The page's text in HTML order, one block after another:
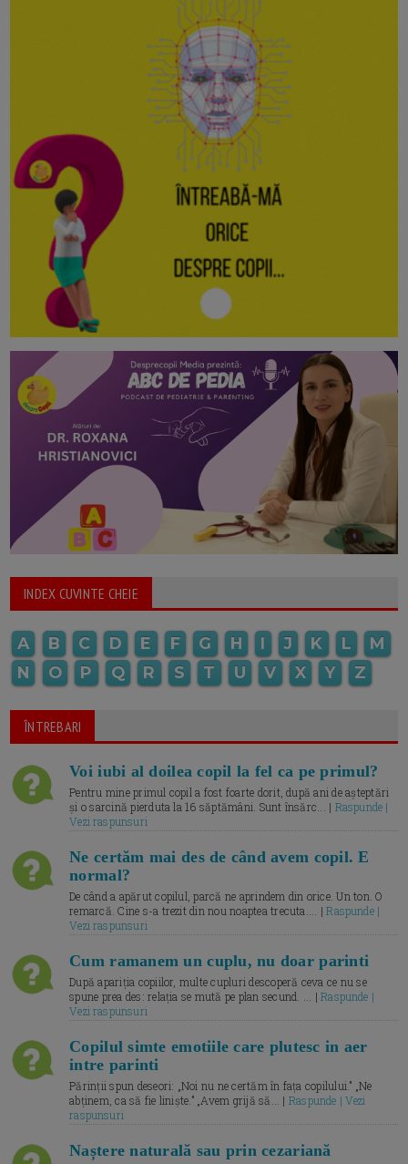
INDEX CUVINTE CHEIE
A B C D E F G H I J K L
M
N
O P Q R S T U V X Y Z
ÎNTREBARI
Voi iubi al doilea copil la fel ca pe primul?
Pentru mine primul copil a fost foarte dorit, după ani de așteptări
și o sarcină pierduta la 16 săptămâni. Sunt însărc... | Raspunde |
Vezi raspunsuri
Ne certăm mai des de când avem copil. E
normal?
De când a apărut copilul, parcă ne aprindem din orice. Un ton. O
remarcă. Cine s-a trezit din nou noaptea trecuta.... |Raspunde |
Vezi raspunsuri
Cum ramanem un cuplu, nu doar parinti
După apariția copiilor, multe cupluri descoperă ceva ce nu se
spune prea des: relația se mută pe plan secund. ... |Raspunde |
Vezi raspunsuri
Copilul simte emotiile care plutesc in aer
intre parinti
Părinții spun deseori: „Noi nu ne certăm în fața copilului.” „Ne
abținem, ca să fie liniște.” „Avem grijă să... | Raspunde | Vezi
raspunsuri
Naștere naturală sau prin cezariană